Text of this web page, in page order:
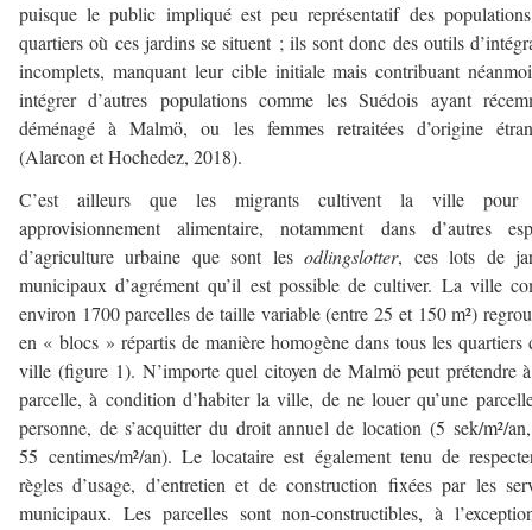
puisque le public impliqué est peu représentatif des
quartiers où ces jardins se situent ; ils sont donc des outils
incomplets, manquant leur cible initiale mais contribuant
intégrer d’autres populations comme les Suédois ayant
déménagé à Malmö, ou les femmes retraitées d’origine
(Alarcon et Hochedez, 2018).
C’est ailleurs que les migrants cultivent la ville pour
approvisionnement alimentaire, notamment dans d’autres
d’agriculture urbaine que sont lesodlingslotter, ces lots de
municipaux d’agrément qu’il est possible de cultiver. La ville
environ 1700 parcelles de taille variable (entre 25 et 150 m²)
en « blocs » répartis de manière homogène dans tous les quartiers
ville (figure 1). N’importe quel citoyen de Malmö peut prétendre
parcelle, à condition d’habiter la ville, de ne louer qu’une
personne, de s’acquitter du droit annuel de location (5 sek/m²/
55 centimes/m²/an). Le locataire est également tenu de
règles d’usage, d’entretien et de construction fixées par les
municipaux. Les parcelles sont non-constructibles, à